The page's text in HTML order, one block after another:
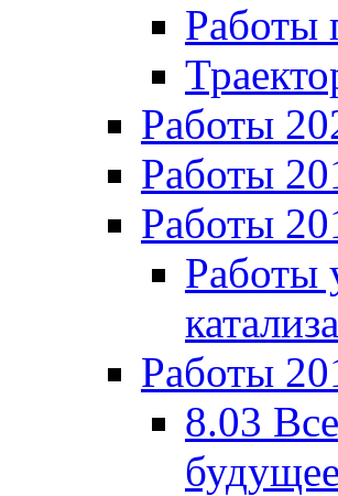
Работы
Работы
Работы
Работы
Работы
Работы
8.03